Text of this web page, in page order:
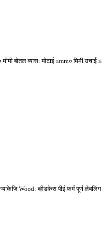
बोतल व्यास: मोटाई ≤mm० मिमी उचाई
Wood: व्हीडकेस पीई फर्म पूर्ण लेबलिंग